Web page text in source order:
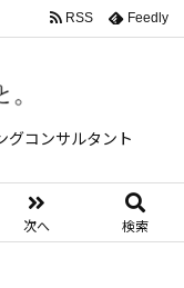
グコンサルタント
次へ 検索
RSS Feedly